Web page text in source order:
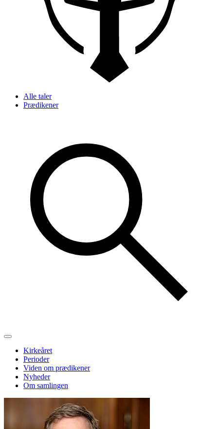
Alle taler
Prædikener
Kirkeåret
Perioder
Viden om prædikener
Nyheder
Om samlingen